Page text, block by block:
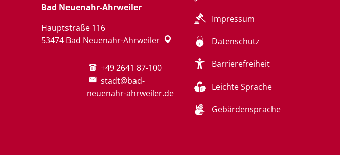
Bad Neuenahr-Ahrweiler
Hauptstraße 116
53474 Bad Neuenahr-Ahrweiler
+49 2641 87-100
stadt@bad-
neuenahr-ahrweiler.de
Impressum
Datenschutz
Barrierefreiheit
Leichte Sprache
Gebärdensprache